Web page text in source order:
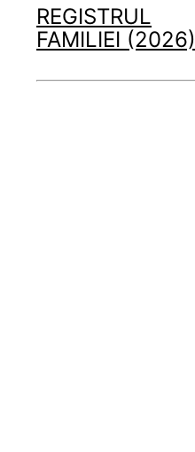
REGISTRUL
FAMILIEI (2026)